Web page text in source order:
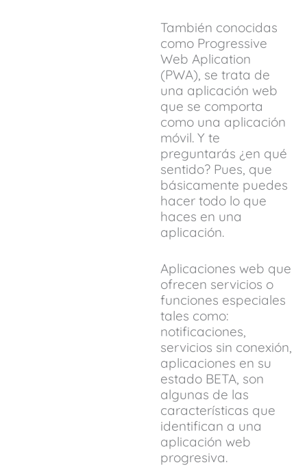
También conocidas
como Progressive
Web Aplication
(PWA), se trata de
una aplicación web
que se comporta
como una aplicación
móvil. Y te
preguntarás ¿en qué
sentido? Pues, que
básicamente puedes
hacer todo lo que
haces en una
aplicación.
Aplicaciones web que
ofrecen servicios o
funciones especiales
tales como:
notificaciones,
servicios sin conexión,
aplicaciones en su
estado BETA, son
algunas de las
características que
identifican a una
aplicación web
progresiva.